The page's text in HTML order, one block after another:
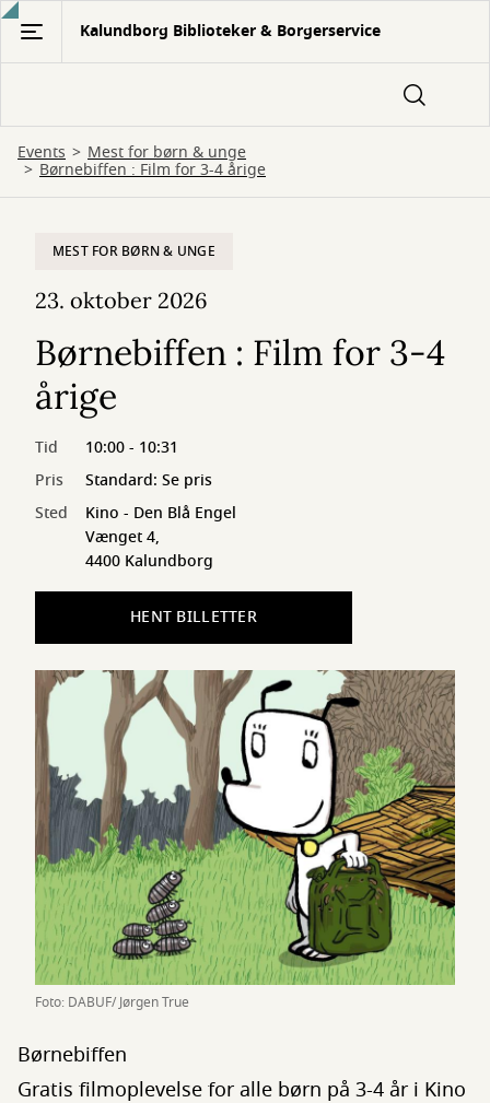
Gå
hovedindhold
Kalundborg Biblioteker & Borgerservice
Events Mest for børn & unge
Børnebiffen : Film for 3-4 årige
Foto: DABUF/ Jørgen True
MEST FOR BØRN & UNGE
23. oktober 2026
Børnebiffen : Film for 3-4
årige
Tid
10:00 - 10:31
Pris
Standard: Se pris
Sted
Kino - Den Blå Engel
Vænget 4,
4400 Kalundborg
HENT BILLETTER
Børnebiffen
Gratis filmoplevelse for alle børn på 3-4 år i Kino